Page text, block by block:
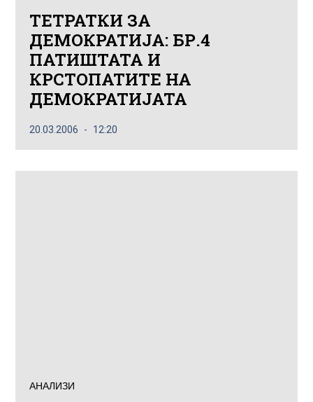
ТЕТРАТКИ ЗА
ДЕМОКРАТИЈА: БР.4
ПАТИШТАТА И
КРСТОПАТИТЕ НА
ДЕМОКРАТИЈАТА
20.03.2006 12:20
АНАЛИЗИ